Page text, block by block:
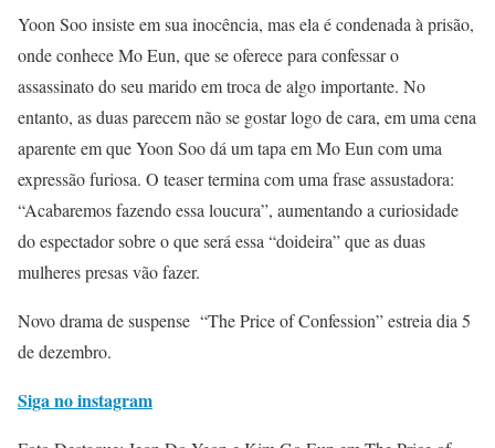
Yoon Soo insiste em sua inocência, mas ela é condenada à prisão,
onde conhece Mo Eun, que se oferece para confessar o
assassinato do seu marido em troca de algo importante. No
entanto, as duas parecem não se gostar logo de cara, em uma cena
aparente em que Yoon Soo dá um tapa em Mo Eun com uma
expressão furiosa. O teaser termina com uma frase assustadora:
“Acabaremos fazendo essa loucura”, aumentando a curiosidade
do espectador sobre o que será essa “doideira” que as duas
mulheres presas vão fazer.
Novo drama de suspense “The Price of Confession” estreia dia 5
de dezembro.
Siga no instagram